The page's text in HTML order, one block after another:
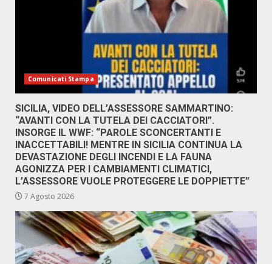
Comunicati Stampa
SICILIA, VIDEO DELL’ASSESSORE SAMMARTINO:
“AVANTI CON LA TUTELA DEI CACCIATORI”.
INSORGE IL WWF: “PAROLE SCONCERTANTI E
INACCETTABILI! MENTRE IN SICILIA CONTINUA LA
DEVASTAZIONE DEGLI INCENDI E LA FAUNA
AGONIZZA PER I CAMBIAMENTI CLIMATICI,
L’ASSESSORE VUOLE PROTEGGERE LE DOPPIETTE”
7 Agosto 2026